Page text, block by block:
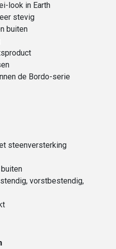
look in Earth
stevig
buiten
de Bordo-serie
steenversterking
vorstbestendig,